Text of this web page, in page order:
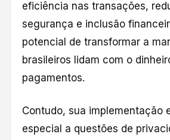
eficiência nas transações,
segurança e inclusão
potencial de transformar a
brasileiros lidam com o
pagamentos.
Contudo, sua implementação
especial a questões de